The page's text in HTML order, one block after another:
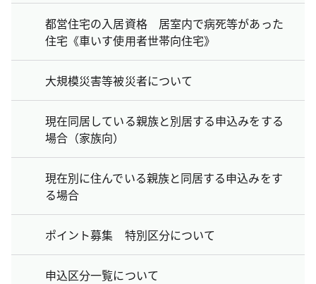
都営住宅の入居資格 居室内で病死等があった
住宅《車いす使用者世帯向住宅》
大規模災害等被災者について
現在同居している親族と別居する申込みをする
場合（家族向）
現在別に住んでいる親族と同居する申込みをす
る場合
ポイント募集 特別区分について
申込区分一覧について